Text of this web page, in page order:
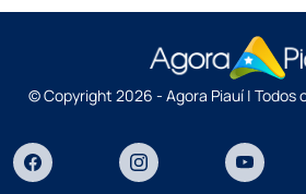
© Copyright 2026 - Agora Piauí | Todos